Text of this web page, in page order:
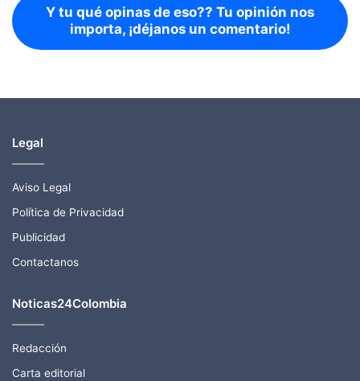
Y tu qué opinas de eso?? Tu opinión nos
importa, ¡déjanos un comentario!
Legal
Aviso Legal
Política de Privacidad
Publicidad
Contactanos
Noticas24Colombia
Redacción
Carta editorial